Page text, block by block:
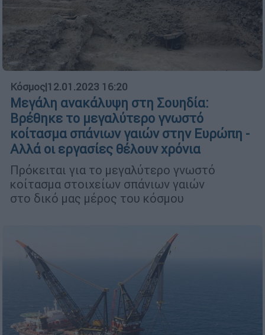
Κόσμος|12.01.2023 16:20
Μεγάλη ανακάλυψη στη Σουηδία:
Βρέθηκε το μεγαλύτερο γνωστό
κοίτασμα σπάνιων γαιών στην Ευρώπη -
Αλλά οι εργασίες θέλουν χρόνια
Πρόκειται για το μεγαλύτερο γνωστό
κοίτασμα στοιχείων σπάνιων γαιών
στο δικό μας μέρος του κόσμου